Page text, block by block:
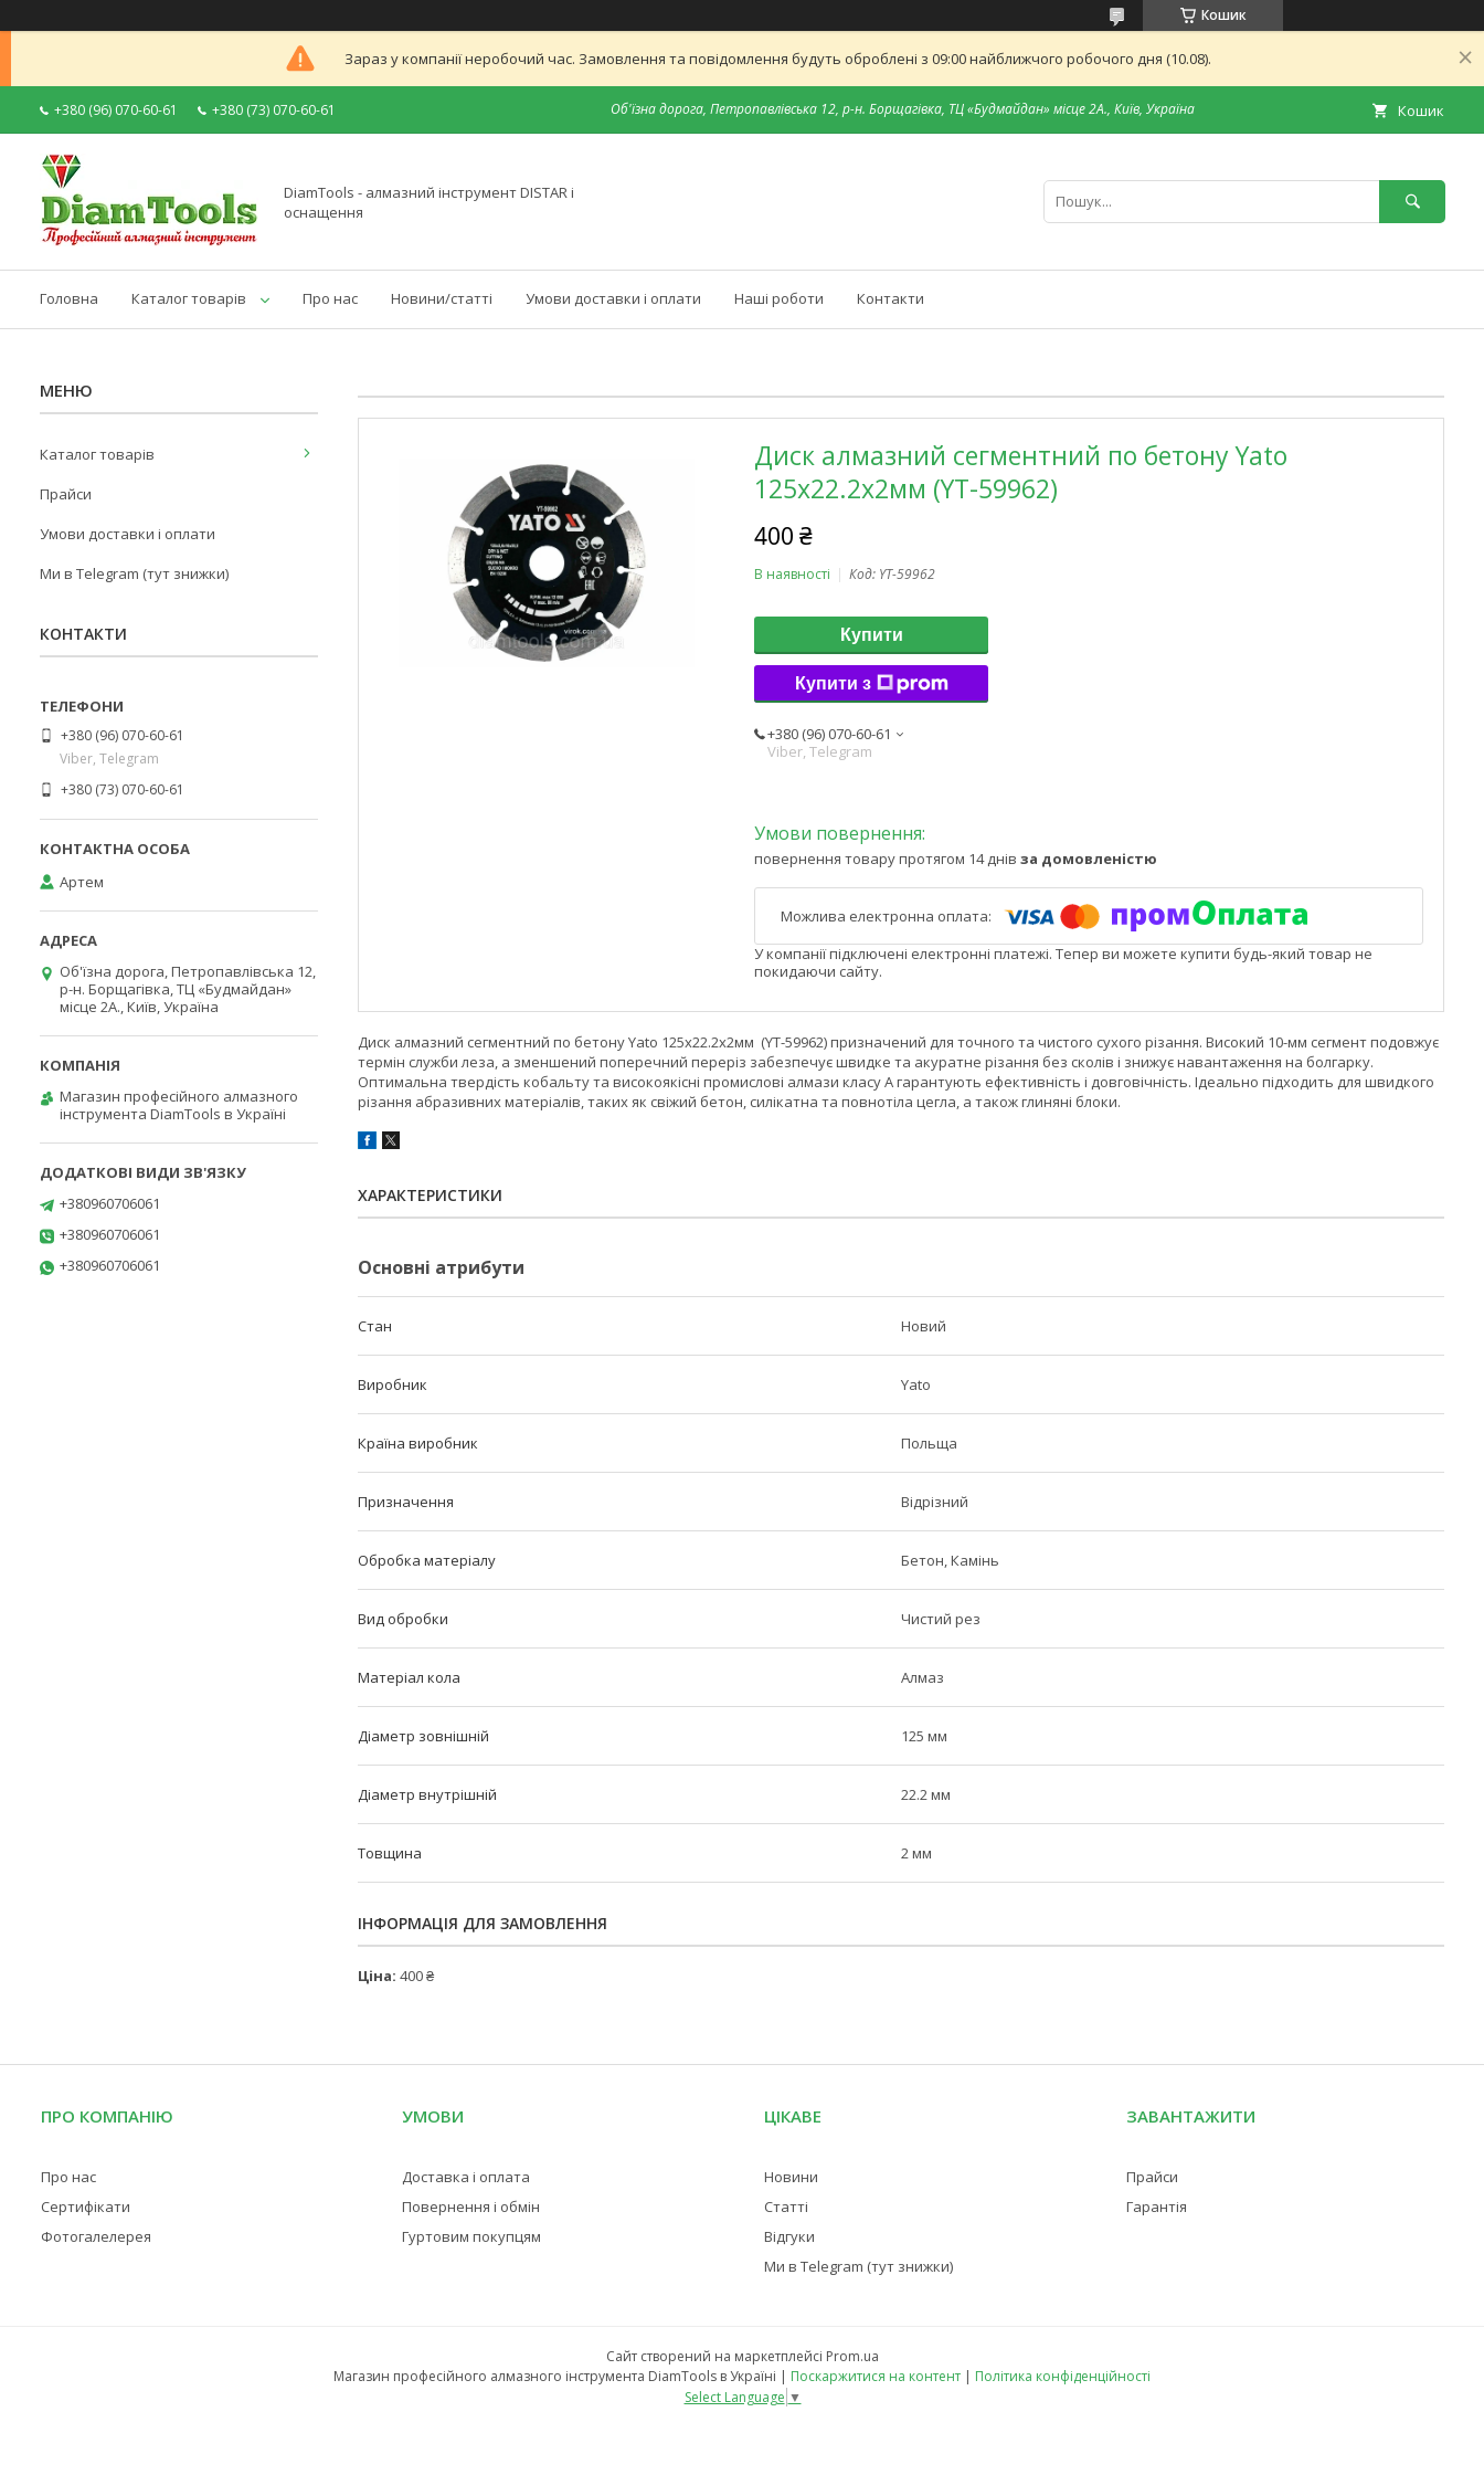
Кошик
Зараз у компанії неробочий час. Замовлення та повідомлення будуть оброблені з 09:00 найближчого робочого дня (10.08).
+380 (96) 070-60-61 +380 (73) 070-60-61 Об'їзна дорога, Петропавлівська 12, р-н. Борщагівка, ТЦ «Будмайдан» місце 2А., Київ, Україна Кошик
DiamTools - алмазний інструмент DISTAR і
оснащення
Головна Каталог товарів Про нас Новини/статті Умови доставки і оплати Наші роботи Контакти
Диск алмазний сегментний по бетону Yato
125x22.2x2мм (YT-59962)
400 ₴
В наявності Код: YT-59962
Купити
Купити з
+380 (96) 070-60-61
Viber, Telegram
повернення товару протягом 14 днів за домовленістю
У компанії підключені електронні платежі. Тепер ви можете купити будь-який товар не
покидаючи сайту.
Диск алмазний сегментний по бетону Yato 125x22.2x2мм (YT-59962) призначений для точного та чистого сухого різання. Високий 10-мм сегмент подовжує
термін служби леза, а зменшений поперечний переріз забезпечує швидке та акуратне різання без сколів і знижує навантаження на болгарку.
Оптимальна твердість кобальту та високоякісні промислові алмази класу А гарантують ефективність і довговічність. Ідеально підходить для швидкого
різання абразивних матеріалів, таких як свіжий бетон, силікатна та повнотіла цегла, а також глиняні блоки.
ХАРАКТЕРИСТИКИ
Основні атрибути
Стан Новий
Виробник Yato
Країна виробник Польща
Призначення Відрізний
Обробка матеріалу Бетон, Камінь
Вид обробки Чистий рез
Матеріал кола Алмаз
Діаметр зовнішній 125 мм
Діаметр внутрішній 22.2 мм
Товщина 2 мм
ІНФОРМАЦІЯ ДЛЯ ЗАМОВЛЕННЯ
Ціна: 400 ₴
Каталог товарів
Прайси
Умови доставки і оплати
Ми в Telegram (тут знижки)
КОНТАКТИ
+380 (96) 070-60-61
Viber, Telegram
+380 (73) 070-60-61
Артем
Об'їзна дорога, Петропавлівська 12,
р-н. Борщагівка, ТЦ «Будмайдан»
місце 2А., Київ, Україна
Магазин професійного алмазного
інструмента DiamTools в Україні
+380960706061
+380960706061
+380960706061
ПРО КОМПАНІЮ
Про нас
Сертифікати
Фотогалелерея
УМОВИ
Доставка і оплата
Повернення і обмін
Гуртовим покупцям
ЦІКАВЕ
Новини
Статті
Відгуки
Ми в Telegram (тут знижки)
ЗАВАНТАЖИТИ
Прайси
Гарантія
Сайт створений на маркетплейсі Prom.ua
Магазин професійного алмазного інструмента DiamTools в Україні | Поскаржитися на контент | Політика конфіденційності
Select Language ▼